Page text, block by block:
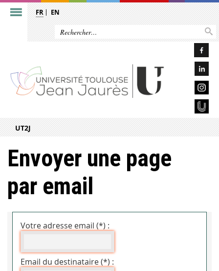
FR EN
UT2J
Envoyer une page
par email
Votre adresse email (*) :
Email du destinataire (*) :